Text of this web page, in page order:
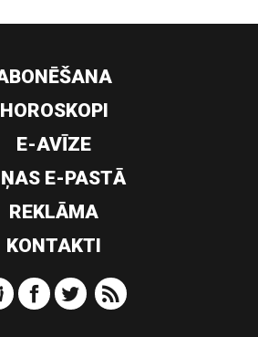
HOROSKOPI
E-AVĪZE
E-PASTĀ
REKLĀMA
KONTAKTI